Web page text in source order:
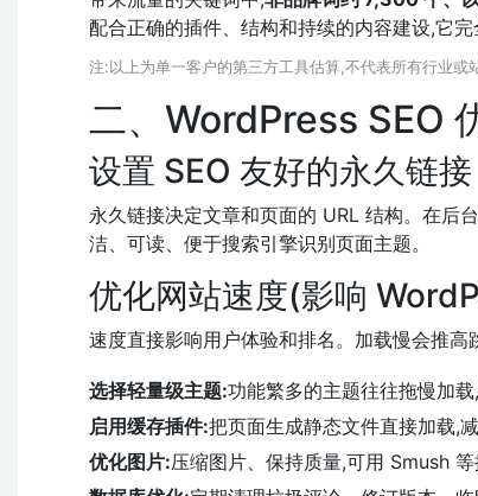
配合正确的插件、结构和持续的内容建设,它
注:以上为单一客户的第三方工具估算,不代表所有行业或
二、WordPress SEO
设置 SEO 友好的永久链接
永久链接决定文章和页面的 URL 结构。在后
洁、可读、便于搜索引擎识别页面主题。
优化网站速度(影响
速度直接影响用户体验和排名。加载慢会推
选择轻量级主题:功能繁多的主题往往拖慢加
启用缓存插件:把页面生成静态文件直接加载,
优化图片:压缩图片、保持质量,可用 Smush